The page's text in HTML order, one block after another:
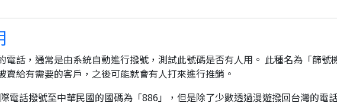
電話，通常是由系統自動進行撥號，測試此號碼是否有人用。 此種名為「篩
賣給有需要的客戶，之後可能就會有人打來進行推銷。
電話撥號至中華民國的國碼為「886」，但是除了少數透過漫遊撥回台灣的電